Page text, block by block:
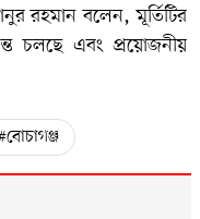
রহমান বলেন, মূর্তিটির
চলছে এবং প্রয়োজনীয়